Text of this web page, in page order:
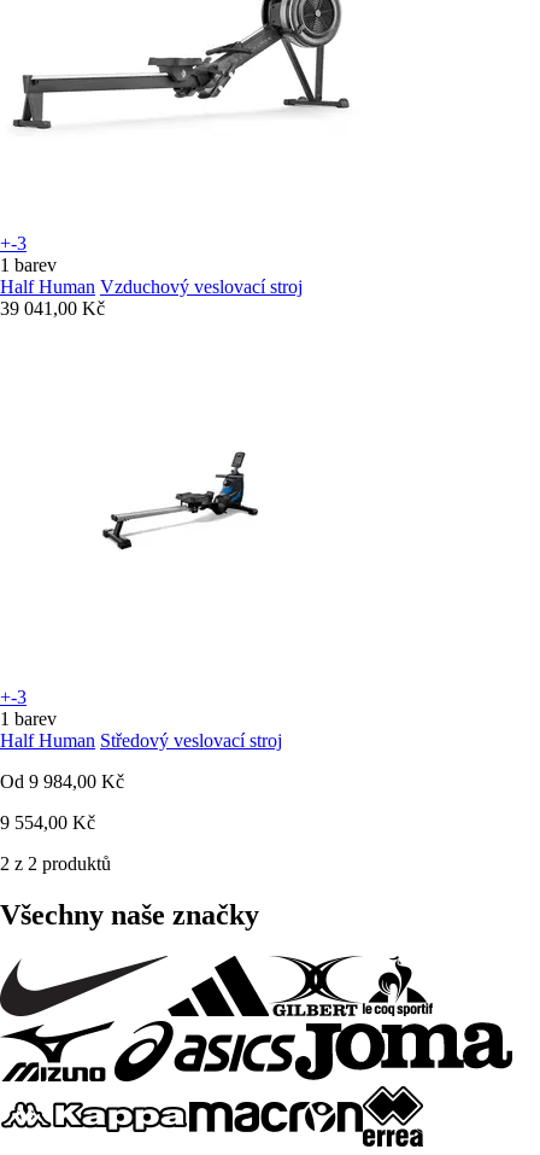
+-3
1 barev
Half Human Vzduchový veslovací stroj
39 041,00 Kč
+-3
1 barev
Half Human Středový veslovací stroj
Od 9 984,00 Kč
9 554,00 Kč
2 z 2 produktů
Všechny naše značky